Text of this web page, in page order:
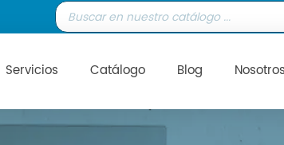
Servicios Catálogo Blog Nosotros